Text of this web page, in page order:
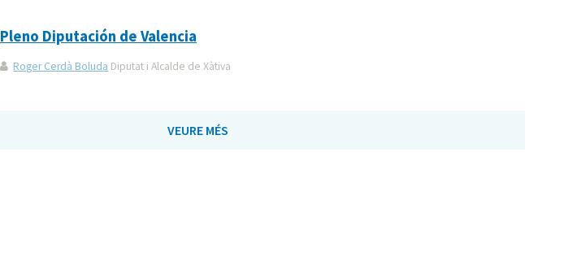
Pleno Diputación de Valencia
Roger Cerdà Boluda Diputat i Alcalde de Xàtiva
VEURE MÉS